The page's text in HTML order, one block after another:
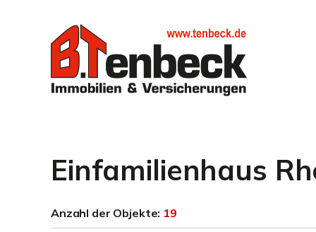
Einfamilienhaus
Anzahl der Objekte: 19